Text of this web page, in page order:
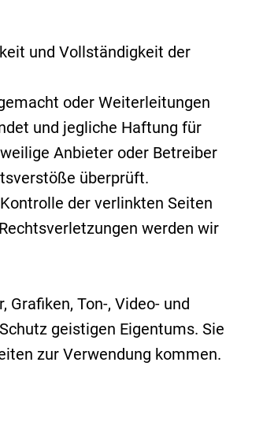
und Vollständigkeit der
oder Weiterleitungen
und jegliche Haftung für
Anbieter oder Betreiber
überprüft.
der verlinkten Seiten
werden wir
Ton-, Video- und
geistigen Eigentums. Sie
zur Verwendung kommen.